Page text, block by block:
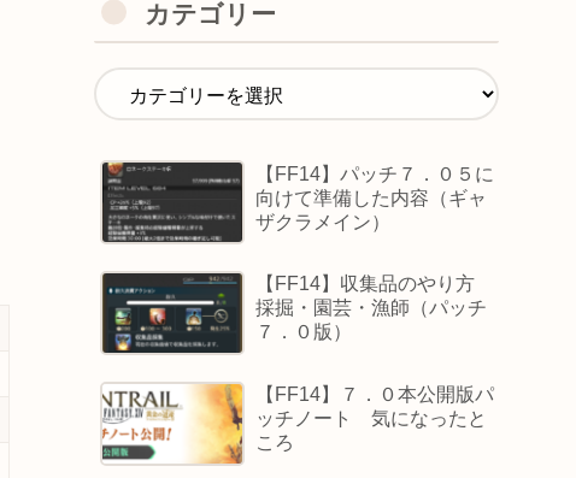
カテゴリー
【FF14】パッチ７．０５に
向けて準備した内容（ギャ
ザクラメイン）
【FF14】収集品のやり方
採掘・園芸・漁師（パッチ
７．０版）
【FF14】７．０本公開版パ
ッチノート 気になったと
ころ